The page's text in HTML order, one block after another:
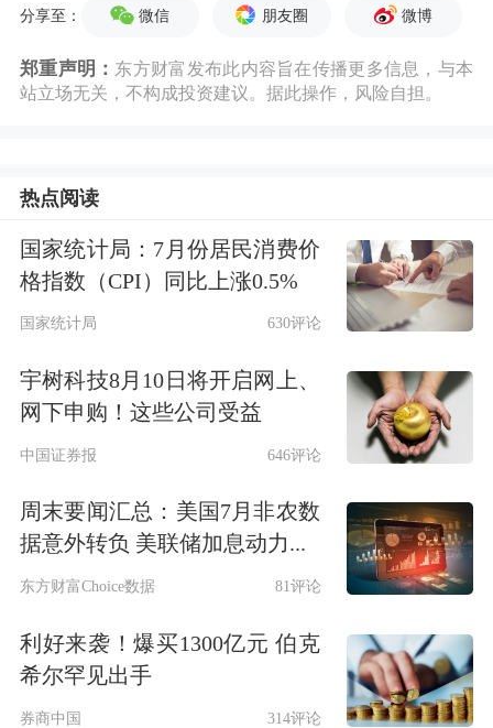
市场稳定提供基本面支撑，股市持续走
稳亦反向牵引实体预期、拉动投资与消
重构、资本与实体相互赋能，多重宏观
信号相互印证，意味着国内通缩下行周
期已然临近尾声，经济正摆脱需求不
复、内生动力回升、资本与实体协同向
▎物价指标拐点确立，通缩格局迎来实
质性改变
标，CPI表征终端消费市场景气程度，
PPI折射工业生产端供需平衡状态。两
分享至： 微信 朋友圈 微博
郑重声明： 东方财富发布此内容旨在传播更多信息，与本
站立场无关，不构成投资建议。据此操作，风险自担。
热点阅读
国家统计局：7月份居民消费价
格指数（CPI）同比上涨0.5%
国家统计局 630评论
宇树科技8月10日将开启网上、
网下申购！这些公司受益
中国证券报 646评论
周末要闻汇总：美国7月非农数
据意外转负 美联储加息动力...
东方财富Choice数据 81评论
利好来袭！爆买1300亿元 伯克
希尔罕见出手
券商中国 314评论